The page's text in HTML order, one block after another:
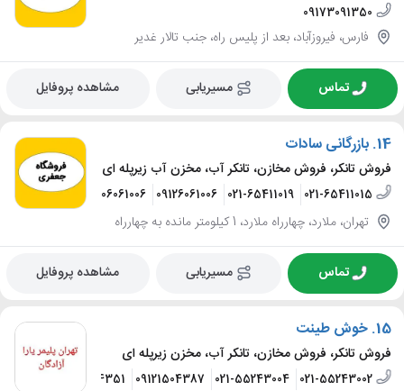
09173091350
فارس، فیروزآباد، بعد از پلیس راه، جنب تالار غدیر
تماس مسیریابی مشاهده پروفایل
14. بازرگانی سادات
فروش تانکر، فروش مخازن، تانکر آب، مخزن آب زیرپله ای
021-65411015
021-65411019
09126061006
09206061006
09126006383
تهران، ملارد، چهارراه ملارد، 1 کیلومتر مانده به چهارراه
تماس مسیریابی مشاهده پروفایل
15. خوش طینت
فروش تانکر، فروش مخازن، تانکر آب، مخزن زیرپله ای
021-55243002
021-55243004
09121504387
09125154351